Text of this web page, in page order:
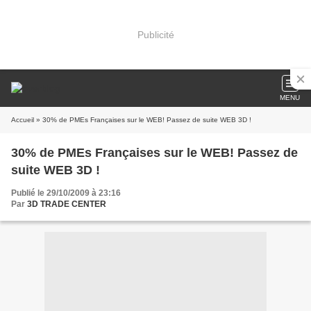
Publicité
MENU
Accueil » 30% de PMEs Françaises sur le WEB! Passez de suite WEB 3D !
30% de PMEs Françaises sur le WEB! Passez de
suite WEB 3D !
Publié le 29/10/2009 à 23:16
Par 3D TRADE CENTER